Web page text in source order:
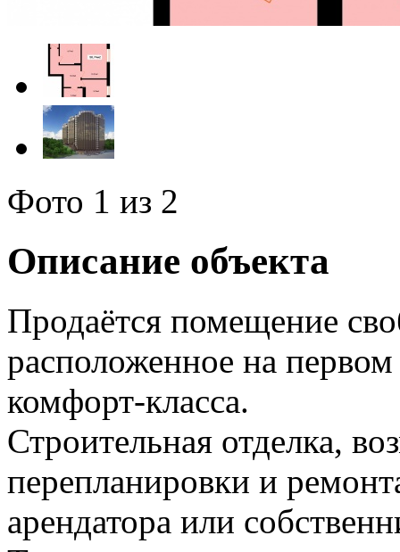
Фото 1 из 2
Описание объекта
Продаётся помещение
расположенное на
комфорт-класса.
Строительная отделка,
перепланировки и
арендатора или